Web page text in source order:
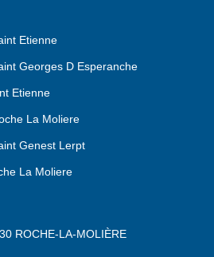
Etienne
Georges D Esperanche
Etienne
La Moliere
Genest Lerpt
La Moliere
ROCHE-LA-MOLIÈRE